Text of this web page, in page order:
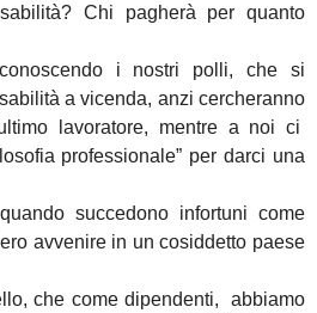
Chi pagherà per quanto
i nostri polli, che si
a vicenda, anzi cercheranno
lavoratore, mentre a noi ci
professionale” per darci una
succedono infortuni come
avvenire in un cosiddetto paese
che come dipendenti, abbiamo